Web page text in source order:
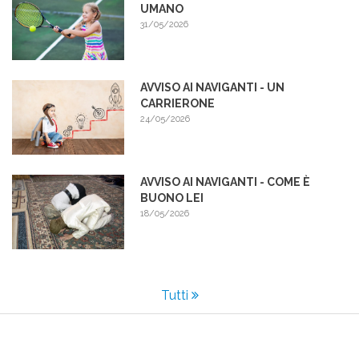
UMANO
31/05/2026
AVVISO AI NAVIGANTI - UN
CARRIERONE
24/05/2026
AVVISO AI NAVIGANTI - COME È
BUONO LEI
18/05/2026
Tutti